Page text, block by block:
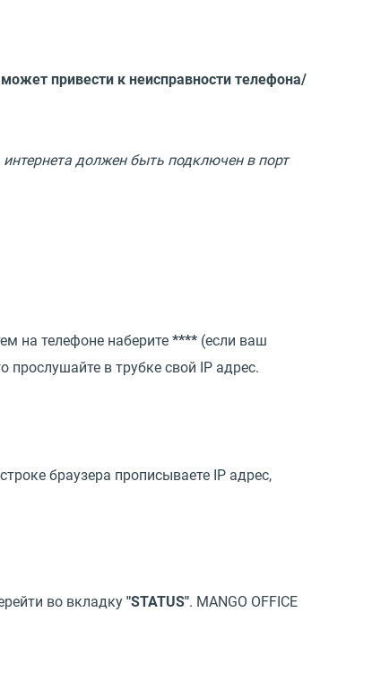
привести к неисправности телефона/
должен быть подключен в порт
на телефоне наберите **** (если ваш
прослушайте в трубке свой IP адрес.
браузера прописываете IP адрес,
во вкладку "STATUS". MANGO OFFICE